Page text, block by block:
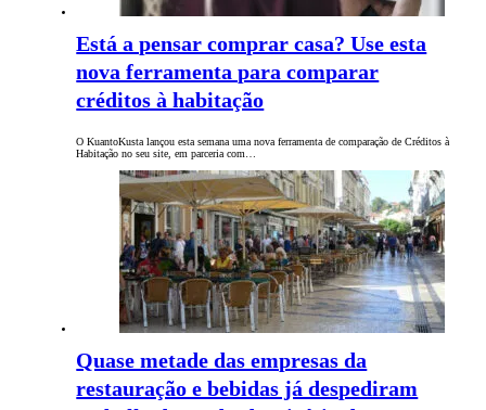
Está a pensar comprar casa? Use esta
nova ferramenta para comparar
créditos à habitação
O KuantoKusta lançou esta semana uma nova ferramenta de comparação de Créditos à
Habitação no seu site, em parceria com…
Quase metade das empresas da
restauração e bebidas já despediram